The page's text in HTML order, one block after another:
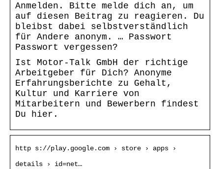
Anmelden. Bitte melde dich an, um
auf diesen Beitrag zu reagieren. Du
bleibst dabei selbstverständlich
für Andere anonym. … Passwort
Passwort vergessen?
Ist Motor-Talk GmbH der richtige
Arbeitgeber für Dich? Anonyme
Erfahrungsberichte zu Gehalt,
Kultur und Karriere von
Mitarbeitern und Bewerbern findest
Du hier.
http s://play.google.com › store › apps ›
details › id=net…